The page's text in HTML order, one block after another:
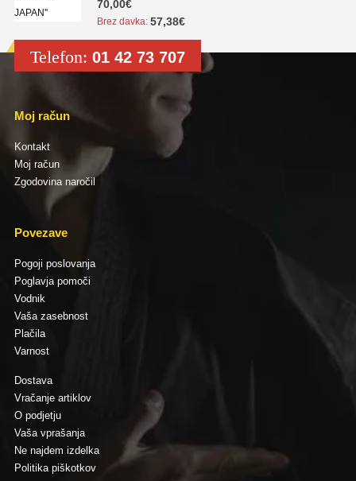
70,00€
Brez davka: 57,38€
Telefon: 01 42 73 707
Moj račun
Kontakt
Moj račun
Zgodovina naročil
Povezave
Pogoji poslovanja
Poglavja pomoči
Vodnik
Vaša zasebnost
Plačila
Varnost
Dostava
Vračanje artiklov
O podjetju
Vaša vprašanja
Ne najdem izdelka
Politika piškotkov